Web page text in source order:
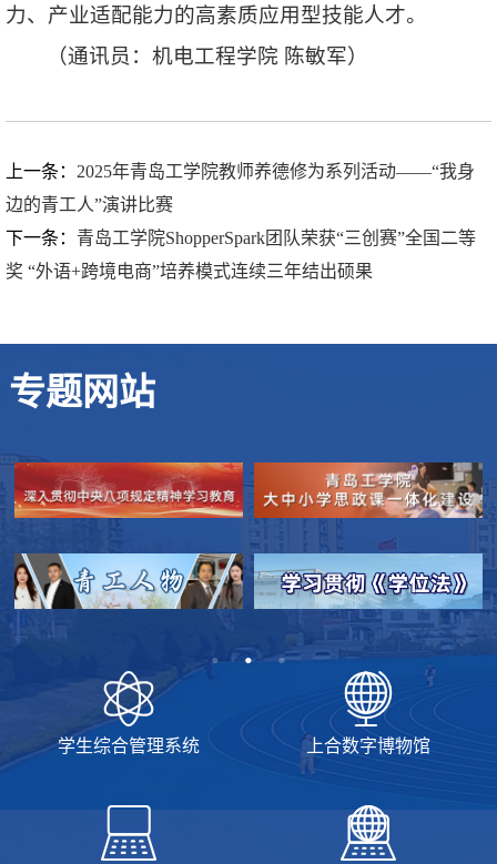
力、产业适配能力的高素质应用型技能人才。
（通讯员：机电工程学院 陈敏军）
上一条： 2025年青岛工学院教师养德修为系列活动——“我身
边的青工人”演讲比赛
下一条： 青岛工学院ShopperSpark团队荣获“三创赛”全国二等
奖 “外语+跨境电商”培养模式连续三年结出硕果
专题网站
学生综合管理系统 上合数字博物馆